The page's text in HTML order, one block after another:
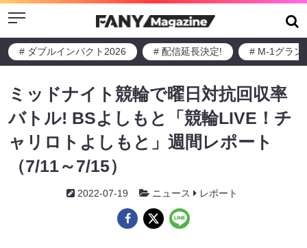
Menu
# ダブルインパクト2026 # 配信延長決定! # M-1グラン
ミッドナイト競輪で曜日対抗回収率
バトル! BSよしもと「競輪LIVE！チ
ャリロトよしもと」週間レポート
（7/11～7/15）
2022-07-19 ニュース レポート